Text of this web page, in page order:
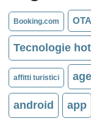
Booking.com OTA
Tecnologie
affitti turistici
android app